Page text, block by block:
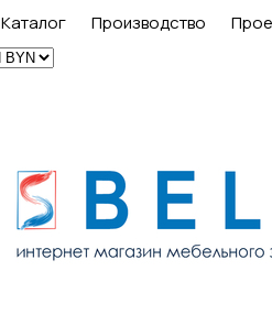
Каталог Производство